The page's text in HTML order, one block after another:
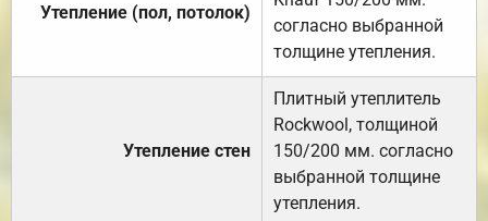
Утепление (пол, потолок)
согласно выбранной
толщине утепления.
Утепление стен
Плитный утеплитель
Rockwool, толщиной
150/200 мм. согласно
выбранной толщине
утепления.